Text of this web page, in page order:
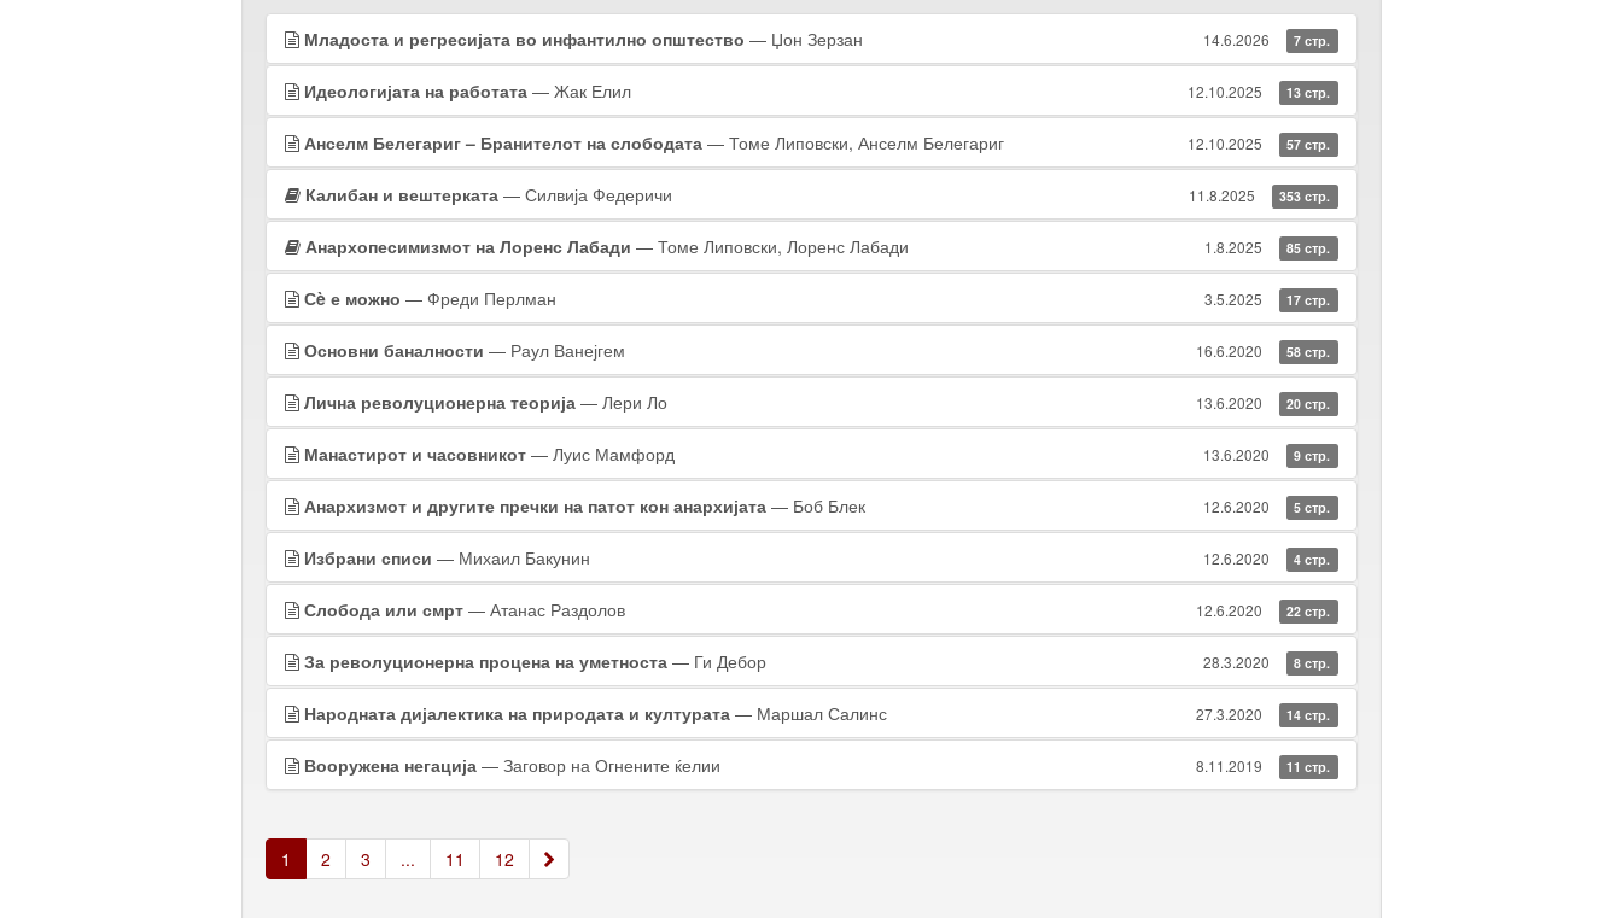
Младоста и регресијата во инфантилно општество — Џон Зерзан 14.6.2026 7 стр.
Идеологијата на работата— Жак Елил 12.10.2025 13 стр.
Анселм Белегариг – Бранителот на слободата— Томе Липовски, Анселм Белегариг 12.10.2025 57 стр.
Калибан и вештерката— Силвија Федеричи 11.8.2025 353 стр.
Анархопесимизмот на Лоренс Лабади — Томе Липовски, Лоренс Лабади 1.8.2025 85 стр.
Сè е можно — Фреди Перлман 3.5.2025 17 стр.
Основни баналности — Раул Ванејгем 16.6.2020 58 стр.
Лична револуционерна теорија— Лери Ло 13.6.2020 20 стр.
Манастирот и часовникот— Луис Мамфорд 13.6.2020 9 стр.
Анархизмот и другите пречки на патот кон анархијата— Боб Блек 12.6.2020 5 стр.
Избрани списи — Михаил Бакунин 12.6.2020 4 стр.
Слобода или смрт— Атанас Раздолов 12.6.2020 22 стр.
За револуционерна процена на уметноста— Ги Дебор 28.3.2020 8 стр.
Народната дијалектика на природата и културата— Маршал Салинс 27.3.2020 14 стр.
Вооружена негација— Заговор на Огнените ќелии 8.11.2019 11 стр.
1 2 3 ... 11 12 »